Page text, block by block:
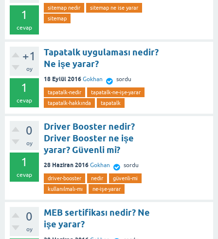
1
cevap
sitemap nedir
sitemap ne ise yarar
sitemap
+1
oy
1
cevap
Tapatalk uygulaması nedir?
Ne işe yarar?
18 Eylül 2016 Gokhan sordu
tapatalk-nedir
tapatalk-ne-işe-yarar
tapatalk-hakkında
tapatalk
0
oy
1
cevap
Driver Booster nedir?
Driver Booster ne işe
yarar? Güvenli mi?
28 Haziran 2016 Gokhan sordu
driver-booster nedir
güvenli-mi
kullanılmalı-mı
ne-işe-yarar
0
oy
MEB sertifikası nedir? Ne
işe yarar?